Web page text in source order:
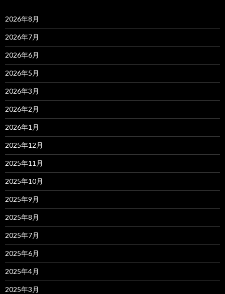
2026年8月
2026年7月
2026年6月
2026年5月
2026年3月
2026年2月
2026年1月
2025年12月
2025年11月
2025年10月
2025年9月
2025年8月
2025年7月
2025年6月
2025年4月
2025年3月